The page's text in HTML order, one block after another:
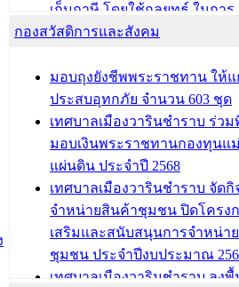
ควบคุมภายในของ สำนัก/กอง/
โรงเรียน/ศูนย์พัฒนาเด็กเล็ก/สถ
บทความ อื่นๆ ...
เก็บภาษี โดยใช้กลยุทธ์ ในการ
พัฒนาการจัดเก็บรายได้ ประจำ
เทศบาลเมืองวารินชำราบ ร่วม
ประชุมวิชาการระดับนานาชาติ
นิทรรศการด้านนวัตกรรมท้องถิ่
และรับรางวัลทีมนักวิจัยดีเด่นจา
นวัตกรรมโครงการทะเบียนภา
ประชุมผู้เช่าอาคารพาณิชย์ บริ
ถนนเกษมสุขและถนนประทุมเ
บทความ อื่นๆ ...
กองสวัสดิการและสังคม
มอบถุงยังชีพพระราชทาน ให้แ
ประสบอุทกภัย จำนวน 603 ชุด
เทศบาลเมืองวารินชำราบ ร่ว
มอบเงินพระราชทานกองทุนแ
แผ่นดิน ประจำปี 2568
เทศบาลเมืองวารินชำราบ จัดกิ
จำหน่ายสินค้าชุมชน ปิดโครง
เสริมและสนับสนุนการจำหน่า
ชุมชน ประจำปีงบประมาณ
เทศบาลเมืองวารินชำราบ ลง